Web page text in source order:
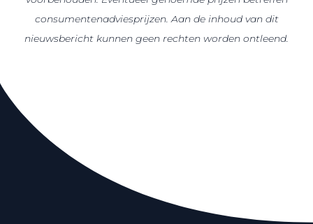
consumentenadviesprijzen. Aan de inhoud van dit
nieuwsbericht kunnen geen rechten worden ontleend.